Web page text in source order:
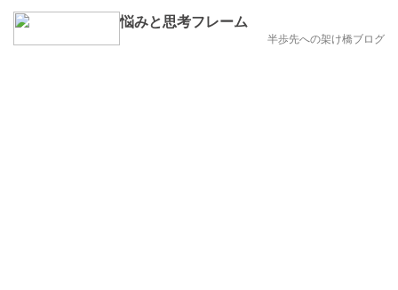
悩みと思考フレーム
半歩先への架け橋ブログ